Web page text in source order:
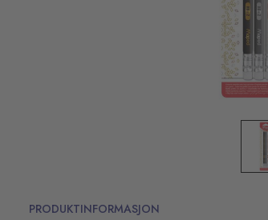
PRODUKTINFORMASJON